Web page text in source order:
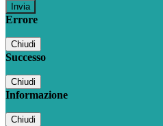
Errore
Chiudi
Successo
Chiudi
Informazione
Chiudi